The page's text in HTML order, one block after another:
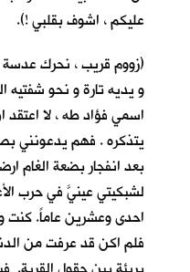
عليكم ، اشوف بقلبي !).
(زووم قريب ، نحرك عدسة
و يديه تارة و نحو شفتيه
اسمي فؤاد طه ، لا اعتقد
يتذكره . فهم يدعونني
بعد انفجار بضعة الغام
لشبكيتي عينيَّ في حرب
احدى وعشرين عاماً. كنت
فلم اكن قد عرفت من